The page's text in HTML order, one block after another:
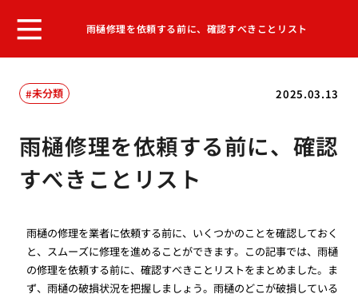
雨樋修理を依頼する前に、確認すべきことリスト
2025.03.13
未分類
雨樋修理を依頼する前に、確認
すべきことリスト
雨樋の修理を業者に依頼する前に、いくつかのことを確認しておく
と、スムーズに修理を進めることができます。この記事では、雨樋
の修理を依頼する前に、確認すべきことリストをまとめました。ま
ず、雨樋の破損状況を把握しましょう。雨樋のどこが破損している